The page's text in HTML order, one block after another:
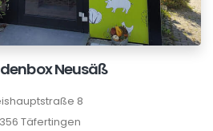
Neusäß
8
Täfertingen